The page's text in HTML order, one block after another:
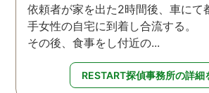
依頼者が家を出た2時間後、車にて
手女性の自宅に到着し合流する。
その後、食事をし付近の...
RESTART探偵事務所の詳細